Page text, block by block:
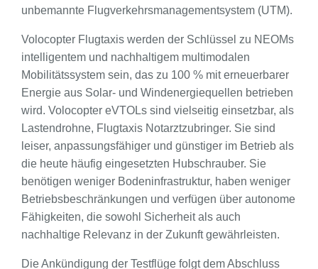
unbemannte Flugverkehrsmanagementsystem (UTM).
Volocopter Flugtaxis werden der Schlüssel zu NEOMs
intelligentem und nachhaltigem multimodalen
Mobilitätssystem sein, das zu 100 % mit erneuerbarer
Energie aus Solar- und Windenergiequellen betrieben
wird. Volocopter eVTOLs sind vielseitig einsetzbar, als
Lastendrohne, Flugtaxis Notarztzubringer. Sie sind
leiser, anpassungsfähiger und günstiger im Betrieb als
die heute häufig eingesetzten Hubschrauber. Sie
benötigen weniger Bodeninfrastruktur, haben weniger
Betriebsbeschränkungen und verfügen über autonome
Fähigkeiten, die sowohl Sicherheit als auch
nachhaltige Relevanz in der Zukunft gewährleisten.
Die Ankündigung der Testflüge folgt dem Abschluss